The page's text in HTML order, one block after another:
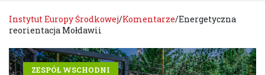
Instytut Europy Środkowej/Komentarze/Energetyczna
reorientacja Mołdawii
ZESPÓŁ WSCHODNI